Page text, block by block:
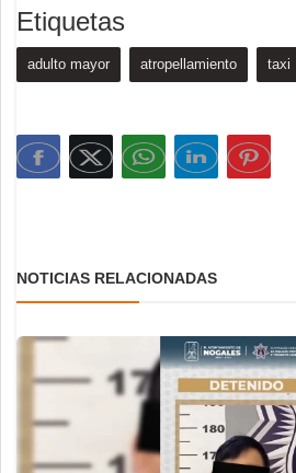
Etiquetas
adulto mayor atropellamiento taxi
NOTICIAS RELACIONADAS